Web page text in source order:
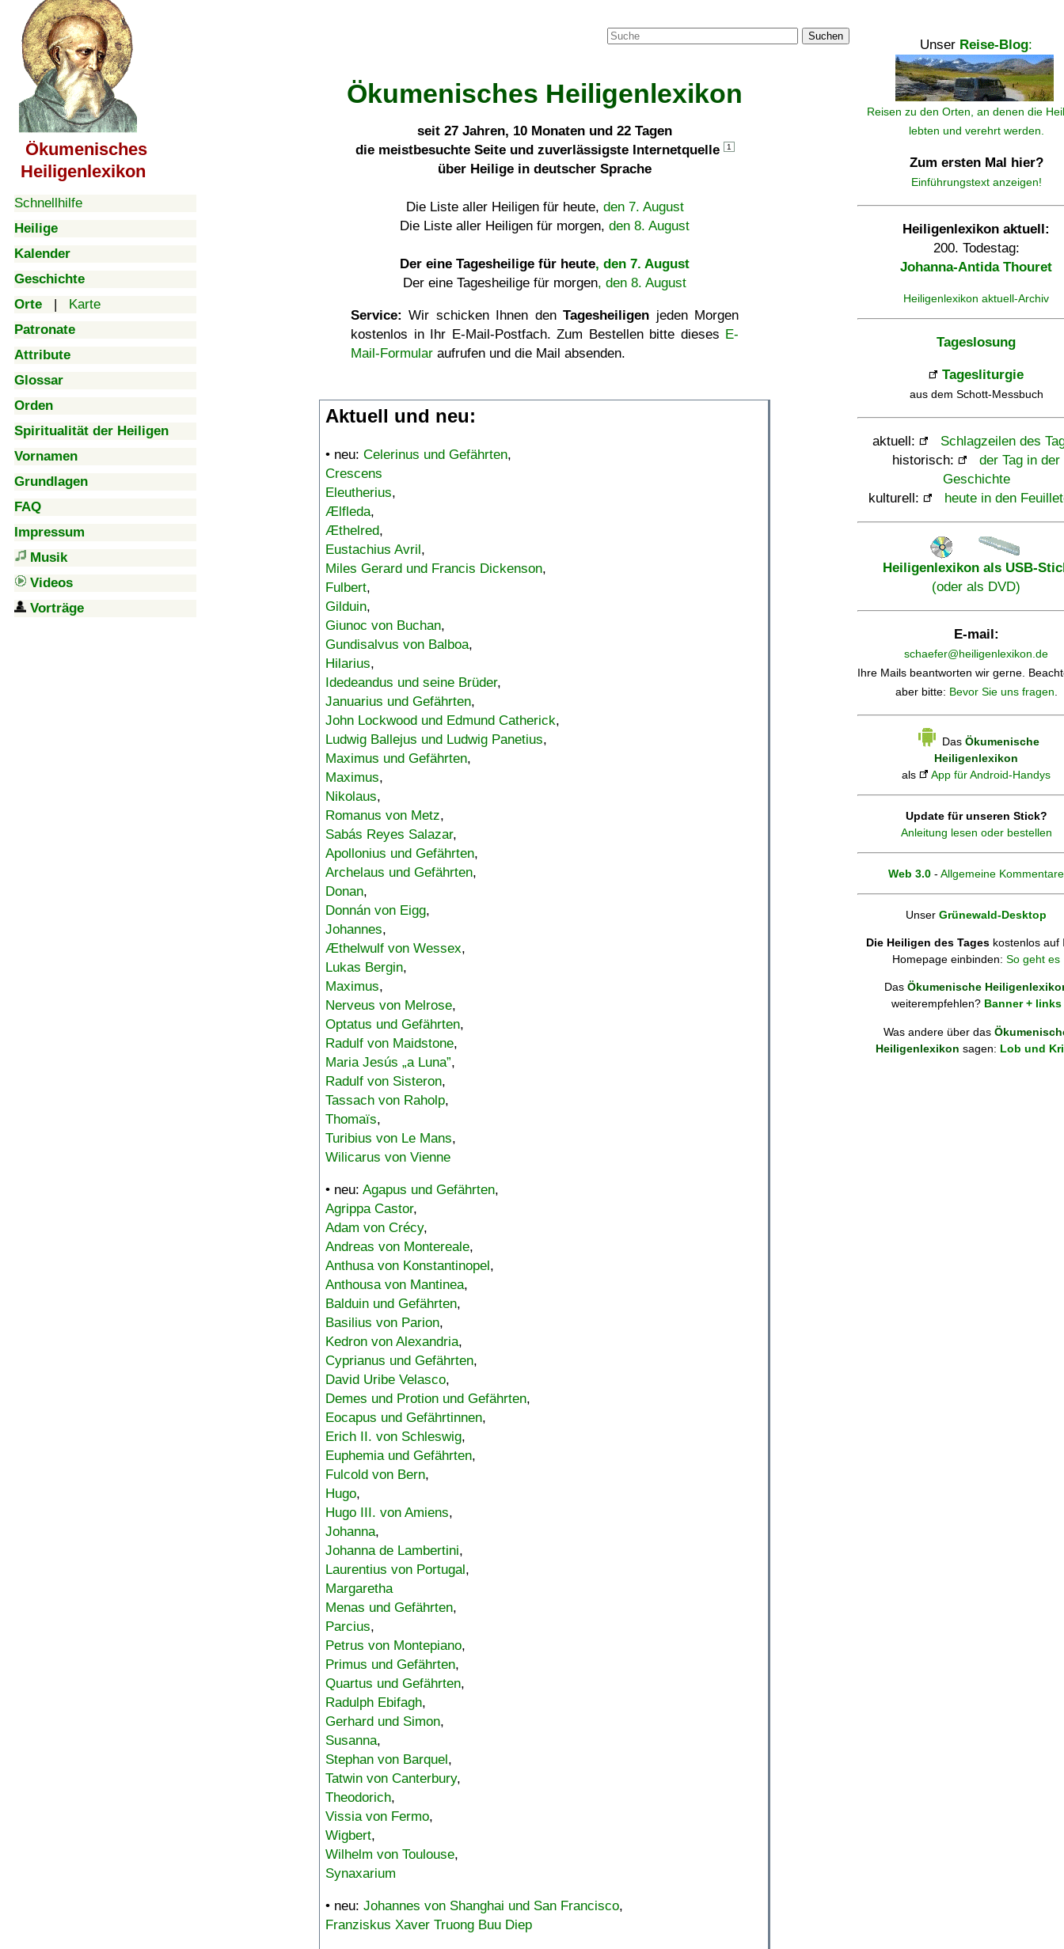
Ökumenisches
Heiligenlexikon
Schnellhilfe
Heilige
Kalender
Geschichte
Orte | Karte
Patronate
Attribute
Glossar
Orden
Spiritualität der Heiligen
Vornamen
Grundlagen
FAQ
Impressum
Musik
Videos
Vorträge
Suchen
Ökumenisches Heiligenlexikon
seit 27 Jahren, 10 Monaten und 22 Tagen
die meistbesuchte Seite und zuverlässigste Internetquelle
1
über Heilige in deutscher Sprache
Die Liste aller Heiligen für heute, den 7. August
Die Liste aller Heiligen für morgen, den 8. August
Der eine Tagesheilige für heute, den 7. August
Der eine Tagesheilige für morgen, den 8. August
Service: Wir schicken Ihnen denTagesheiligen jeden Morgen
kostenlos in Ihr E-Mail-Postfach. Zum Bestellen bitte dieses E-
Mail-Formular aufrufen und die Mail absenden.
Aktuell und neu:
• neu: Celerinus und Gefährten,
Crescens
Eleutherius,
Ælfleda,
Æthelred,
Eustachius Avril,
Miles Gerard und Francis Dickenson,
Fulbert,
Gilduin,
Giunoc von Buchan,
Gundisalvus von Balboa,
Hilarius,
Idedeandus und seine Brüder,
Januarius und Gefährten,
John Lockwood und Edmund Catherick,
Ludwig Ballejus und Ludwig Panetius,
Maximus und Gefährten,
Maximus,
Nikolaus,
Romanus von Metz,
Sabás Reyes Salazar,
Apollonius und Gefährten,
Archelaus und Gefährten,
Donan,
Donnán von Eigg,
Johannes,
Æthelwulf von Wessex,
Lukas Bergin,
Maximus,
Nerveus von Melrose,
Optatus und Gefährten,
Radulf von Maidstone,
Maria Jesús „a Luna”,
Radulf von Sisteron,
Tassach von Raholp,
Thomaïs,
Turibius von Le Mans,
Wilicarus von Vienne
• neu: Agapus und Gefährten,
Agrippa Castor,
Adam von Crécy,
Andreas von Montereale,
Anthusa von Konstantinopel,
Anthousa von Mantinea,
Balduin und Gefährten,
Basilius von Parion,
Kedron von Alexandria,
Cyprianus und Gefährten,
David Uribe Velasco,
Demes und Protion und Gefährten,
Eocapus und Gefährtinnen,
Erich II. von Schleswig,
Euphemia und Gefährten,
Fulcold von Bern,
Hugo,
Hugo III. von Amiens,
Johanna,
Johanna de Lambertini,
Laurentius von Portugal,
Margaretha
Menas und Gefährten,
Parcius,
Petrus von Montepiano,
Primus und Gefährten,
Quartus und Gefährten,
Radulph Ebifagh,
Gerhard und Simon,
Susanna,
Stephan von Barquel,
Tatwin von Canterbury,
Theodorich,
Vissia von Fermo,
Wigbert,
Wilhelm von Toulouse,
Synaxarium
• neu: Johannes von Shanghai und San Francisco,
Franziskus Xaver Truong Buu Diep
Unser Reise-Blog:
Reisen zu den Orten, an denen die
lebten und verehrt werden.
Zum ersten Mal hier?
Einführungstext anzeigen!
Heiligenlexikon aktuell:
200. Todestag:
Johanna-Antida Thouret
Heiligenlexikon aktuell-Archiv
Tageslosung
Tagesliturgie
aus dem Schott-Messbuch
aktuell:
Schlagzeilen des
historisch:
der Tag in der
Geschichte
kulturell:
heute in den
Heiligenlexikon als USB-
(oder als DVD)
E-mail:
schaefer@heiligenlexikon.de
Ihre Mails beantworten wir gerne.
aber bitte: Bevor Sie uns fragen.
Das Ökumenische
Heiligenlexikon
als
App für Android-Handys
Update für unseren Stick?
Anleitung lesen oder bestellen
Web 3.0 - Allgemeine Kommentare
Unser Grünewald-Desktop
Die Heiligen des Tages kostenlos auf
Homepage einbinden: So geht es
Das Ökumenische
weiterempfehlen? Banner + links
Was andere über das
Heiligenlexikon sagen: Lob und